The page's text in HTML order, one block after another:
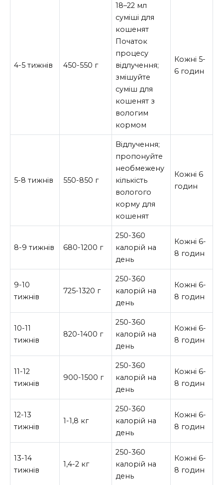
4-5 тижнів 450-550 г
18–22 мл
суміші для
кошенят
Початок
процесу
відлучення;
змішуйте
суміш для
кошенят з
вологим
кормом
Кожні 5-
6 годин
5-8 тижнів 550-850 г
Відлучення;
пропонуйте
необмежену
кількість
вологого
корму для
кошенят
Кожні 6
годин
8-9 тижнів 680-1200 г
250-360
калорій на
день
Кожні 6-
8 годин
9-10
тижнів
725-1320 г
250-360
калорій на
день
Кожні 6-
8 годин
10-11
тижнів
820-1400 г
250-360
калорій на
день
Кожні 6-
8 годин
11-12
тижнів
900-1500 г
250-360
калорій на
день
Кожні 6-
8 годин
12-13
тижнів
1-1,8 кг
250-360
калорій на
день
Кожні 6-
8 годин
13-14
тижнів
1,4-2 кг
250-360
калорій на
день
Кожні 6-
8 годин